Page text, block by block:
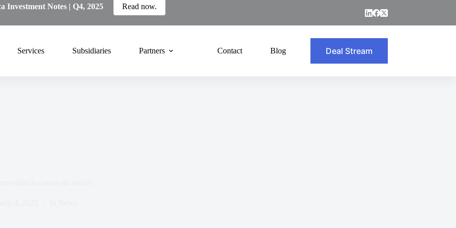
Investment Notes | Q4, 2025 Read now.
Services Subsidiaries Partners Contact Blog Deal Stream